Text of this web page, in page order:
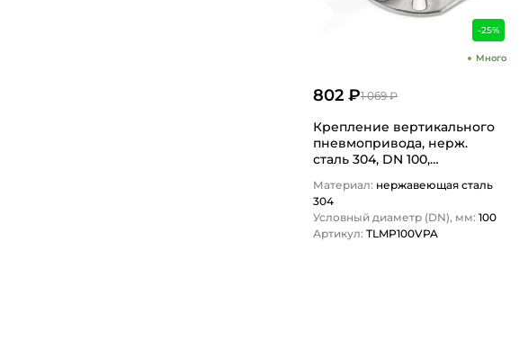
-25%
Много
1 069 ₽
802 ₽
Крепление вертикального
пневмопривода, нерж.
сталь 304, DN 100,
Материал: нержавеющая сталь
304
Условный диаметр (DN), мм: 100
Артикул: TLMP100VPA